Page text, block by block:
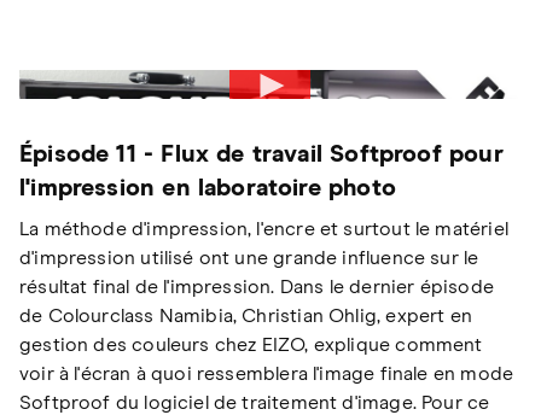
Épisode 11 - Flux de travail Softproof pour
l'impression en laboratoire photo
La méthode d'impression, l'encre et surtout le matériel
d'impression utilisé ont une grande influence sur le
résultat final de l'impression. Dans le dernier épisode
de Colourclass Namibia, Christian Ohlig, expert en
gestion des couleurs chez EIZO, explique comment
voir à l'écran à quoi ressemblera l'image finale en mode
Softproof du logiciel de traitement d'image. Pour ce